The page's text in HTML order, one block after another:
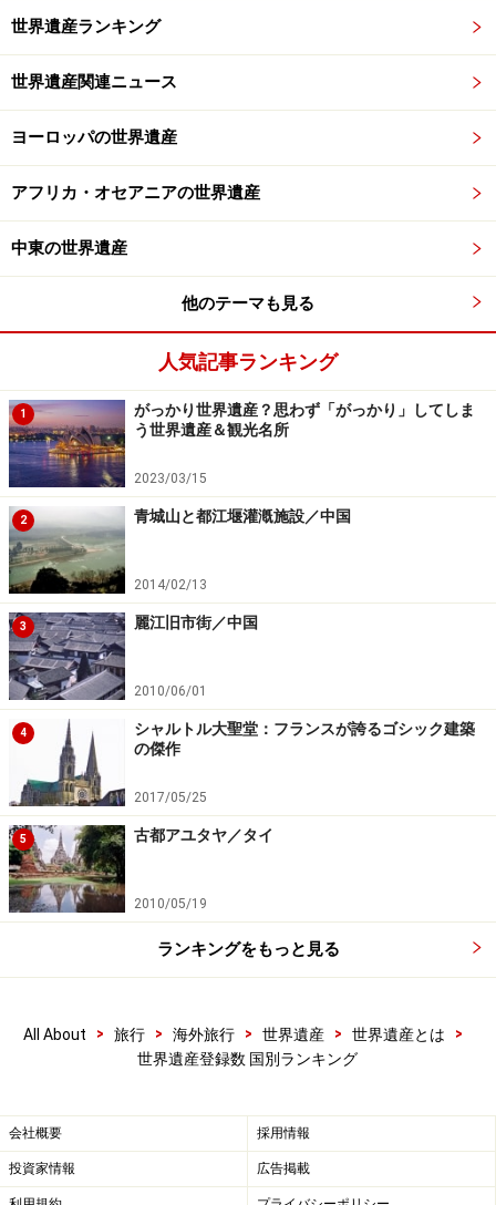
年2か国、2017年2か国に世界遺産がはじめて誕生してい
ている。
ヨーロッパ諸国に世界遺産が多い理由は、もともと世界
遺産条約が欧米主導で進み、登録が容易な初期に一気に
登録数を増やしたことが大きい。また、多彩な文化・文
明が栄えたことも一因で、「クロマニヨン人の文化→エ
ーゲ文明や巨石文化→ギリシア・ローマ文化→ゲルマン
人の文化→キリスト教文化→ルネサンス→大航海時代→
さらに、たとえばイタリアやドイツはひとつの国として
強くまとまっていたわけではなく、多数の都市国家や領
邦国家が存在し、地方が独立国のように振る舞ってい
た。このため官公庁や大聖堂が都市ごとに存在し、それ
らが特徴ある歴史地区や旧市街を形成している。
中国、インドもその点は同様で、各時代・各地方に多数
の民族・宗教・文化・自然が存在し、むしろ統一されて
いた時代の方が短いほど。その多彩性が多くの世界遺産
を生んでいる。
小国や途上国は一般的にそのような多彩性に乏しく、土
や木の文化は残りにくいということもある。文化や自然
の保護よりも開発を優先する国もあるし、予算や治安の
点から保護体制が整わなかったり、専門家が存在しない
という現状もあるだろう。
世界遺産は有形の不動産のみを扱っているが、ユネスコ
は別の価値観から文化を守るために、無形文化遺産や世
＜世界遺産の数と国別ランキング＞
世界遺産登録数の推移
地域別世界遺産数
世界遺産ランキング
世界遺産関連ニュース
ヨーロッパの世界遺産
アフリカ・オセアニアの世界遺産
中東の世界遺産
他のテーマも見る
人気記事ランキング
1
がっかり世界遺産？思わず「がっかり」してしま
う世界遺産＆観光名所
2023/03/15
2 青城山と都江堰灌漑施設／中国
2014/02/13
3 麗江旧市街／中国
2010/06/01
4
シャルトル大聖堂：フランスが誇るゴシック建築
の傑作
2017/05/25
5 古都アユタヤ／タイ
2010/05/19
ランキングをもっと見る
All About > 旅行 > 海外旅行 > 世界遺産 > 世界遺産とは
>
世界遺産登録数 国別ランキング
会社概要 採用情報
投資家情報 広告掲載